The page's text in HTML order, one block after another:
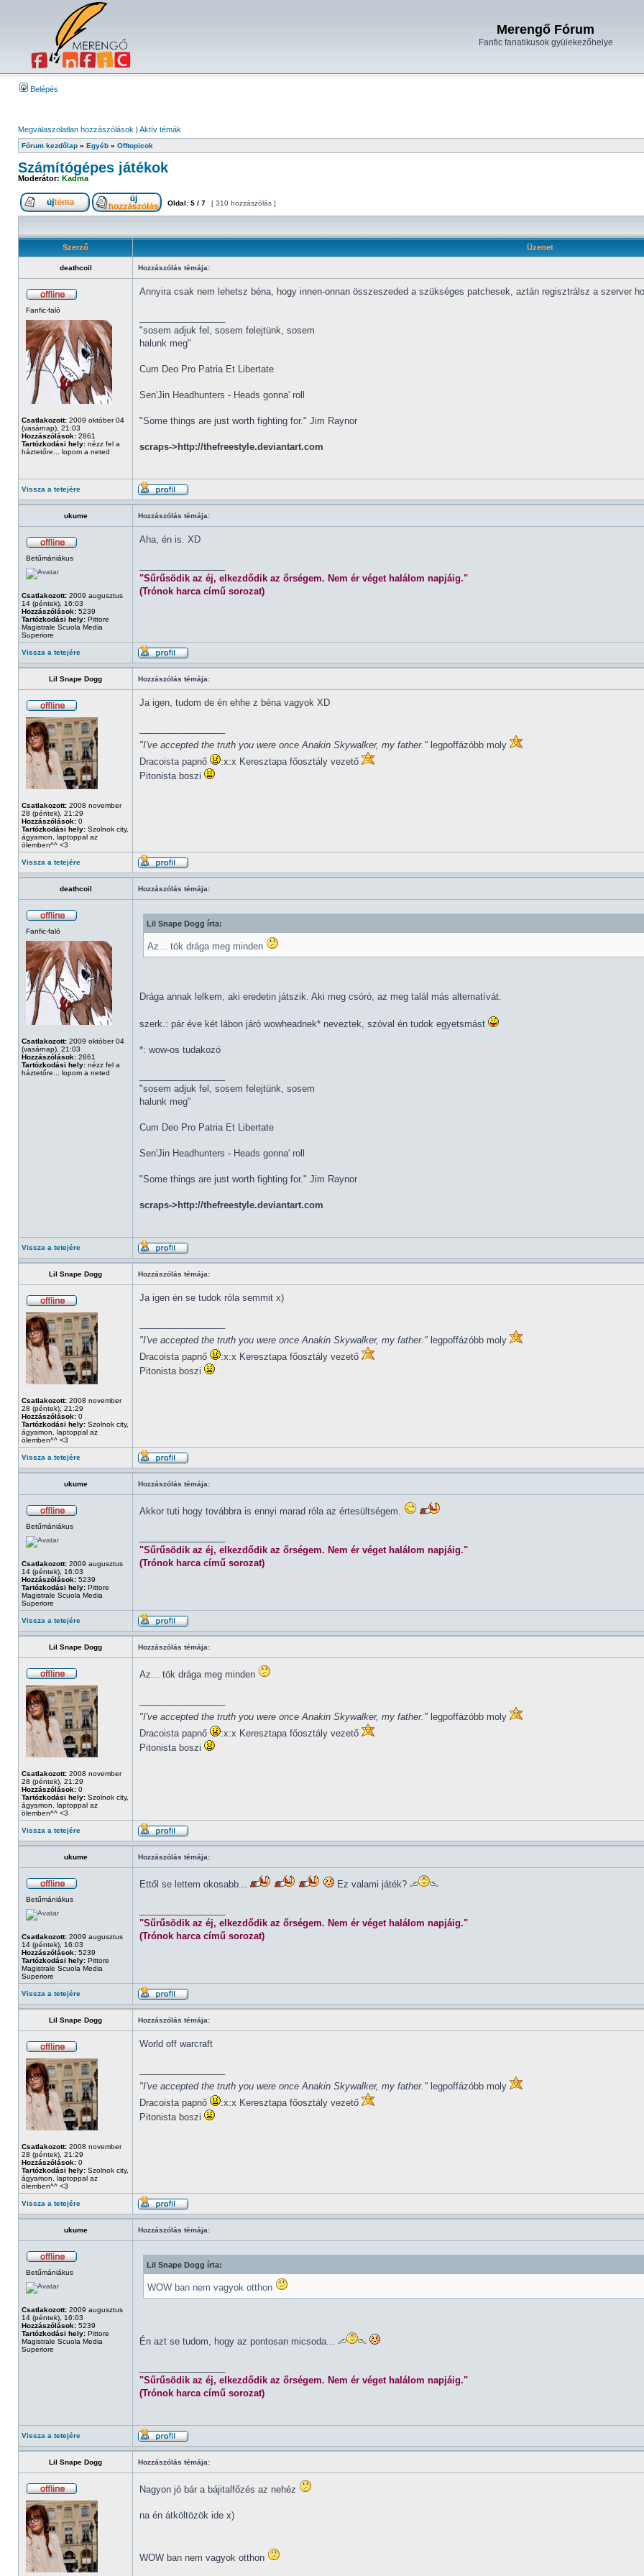
Merengő Fórum
Fanfic fanatikusok gyülekezőhelye
Belépés
Megválaszolatlan hozzászólások | Aktív témák
Fórum kezdőlap » Egyéb » Offtopicok
Számítógépes játékok
Moderátor: Kadma
Oldal: 5 / 7 [ 310 hozzászólás ]
Szerző Üzenet
deathcoil Hozzászólás témája:
Fanfic-faló
Csatlakozott: 2009 október 04
(vasárnap), 21:03
Hozzászólások: 2861
Tartózkodási hely: nézz fel a
háztetőre... lopom a neted
Annyira csak nem lehetsz béna, hogy innen-onnan összeszeded a szükséges patchesek, aztán regisztrálsz a szerver
"sosem adjuk fel, sosem felejtünk, sosem
halunk meg"
Cum Deo Pro Patria Et Libertate
Sen'Jin Headhunters - Heads gonna' roll
"Some things are just worth fighting for." Jim Raynor
scraps->http://thefreestyle.deviantart.com
Vissza a tetejére
ukume Hozzászólás témája:
Betűmániákus
Csatlakozott: 2009 augusztus
14 (péntek), 16:03
Hozzászólások: 5239
Tartózkodási hely: Pittore
Magistrale Scuola Media
Superiore
Aha, én is. XD
"Sűrűsödik az éj, elkezdődik az őrségem. Nem ér véget halálom napjáig."
(Trónok harca című sorozat)
Vissza a tetejére
Lil Snape Dogg Hozzászólás témája:
Csatlakozott: 2008 november
28 (péntek), 21:29
Hozzászólások: 0
Tartózkodási hely: Szolnok city,
ágyamon, laptoppal az
ölemben^^ <3
Ja igen, tudom de én ehhe z béna vagyok XD
"I've accepted the truth you were once Anakin Skywalker, my father." legpoffázóbb moly
Dracoista papnő
:x:x Keresztapa főosztály vezető
Pitonista boszi
Vissza a tetejére
deathcoil Hozzászólás témája:
Fanfic-faló
Csatlakozott: 2009 október 04
(vasárnap), 21:03
Hozzászólások: 2861
Tartózkodási hely: nézz fel a
háztetőre... lopom a neted
Lil Snape Dogg írta:
Az... tök drága meg minden
Drága annak lelkem, aki eredetin játszik. Aki meg csóró, az meg talál más alternatívát.
szerk.: pár éve két lábon járó wowheadnek* neveztek, szóval én tudok egyetsmást
*: wow-os tudakozó
"sosem adjuk fel, sosem felejtünk, sosem
halunk meg"
Cum Deo Pro Patria Et Libertate
Sen'Jin Headhunters - Heads gonna' roll
"Some things are just worth fighting for." Jim Raynor
scraps->http://thefreestyle.deviantart.com
Vissza a tetejére
Lil Snape Dogg Hozzászólás témája:
Csatlakozott: 2008 november
28 (péntek), 21:29
Hozzászólások: 0
Tartózkodási hely: Szolnok city,
ágyamon, laptoppal az
ölemben^^ <3
Ja igen én se tudok róla semmit x)
"I've accepted the truth you were once Anakin Skywalker, my father." legpoffázóbb moly
Dracoista papnő
:x:x Keresztapa főosztály vezető
Pitonista boszi
Vissza a tetejére
ukume Hozzászólás témája:
Betűmániákus
Csatlakozott: 2009 augusztus
14 (péntek), 16:03
Hozzászólások: 5239
Tartózkodási hely: Pittore
Magistrale Scuola Media
Superiore
Akkor tuti hogy továbbra is ennyi marad róla az értesültségem.
"Sűrűsödik az éj, elkezdődik az őrségem. Nem ér véget halálom napjáig."
(Trónok harca című sorozat)
Vissza a tetejére
Lil Snape Dogg Hozzászólás témája:
Csatlakozott: 2008 november
28 (péntek), 21:29
Hozzászólások: 0
Tartózkodási hely: Szolnok city,
ágyamon, laptoppal az
ölemben^^ <3
Az... tök drága meg minden
"I've accepted the truth you were once Anakin Skywalker, my father." legpoffázóbb moly
Dracoista papnő
:x:x Keresztapa főosztály vezető
Pitonista boszi
Vissza a tetejére
ukume Hozzászólás témája:
Betűmániákus
Csatlakozott: 2009 augusztus
14 (péntek), 16:03
Hozzászólások: 5239
Tartózkodási hely: Pittore
Magistrale Scuola Media
Superiore
Ettől se lettem okosabb... Ez valami játék?
"Sűrűsödik az éj, elkezdődik az őrségem. Nem ér véget halálom napjáig."
(Trónok harca című sorozat)
Vissza a tetejére
Lil Snape Dogg Hozzászólás témája:
Csatlakozott: 2008 november
28 (péntek), 21:29
Hozzászólások: 0
Tartózkodási hely: Szolnok city,
ágyamon, laptoppal az
ölemben^^ <3
World off warcraft
"I've accepted the truth you were once Anakin Skywalker, my father." legpoffázóbb moly
Dracoista papnő
:x:x Keresztapa főosztály vezető
Pitonista boszi
Vissza a tetejére
ukume Hozzászólás témája:
Betűmániákus
Csatlakozott: 2009 augusztus
14 (péntek), 16:03
Hozzászólások: 5239
Tartózkodási hely: Pittore
Magistrale Scuola Media
Superiore
Lil Snape Dogg írta:
WOW ban nem vagyok otthon
Én azt se tudom, hogy az pontosan micsoda...
"Sűrűsödik az éj, elkezdődik az őrségem. Nem ér véget halálom napjáig."
(Trónok harca című sorozat)
Vissza a tetejére
Lil Snape Dogg Hozzászólás témája:
Nagyon jó bár a bájitalfőzés az nehéz
na én átköltözök ide x)
WOW ban nem vagyok otthon